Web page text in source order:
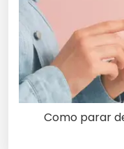
Como parar